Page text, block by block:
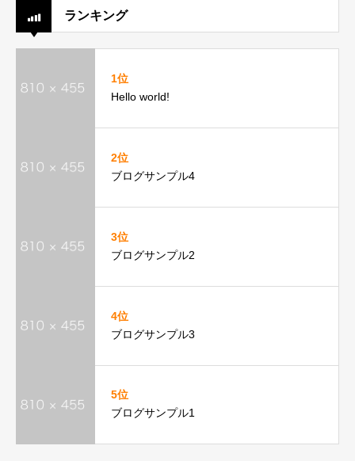
ランキング
1位
Hello world!
2位
ブログサンプル4
3位
ブログサンプル2
4位
ブログサンプル3
5位
ブログサンプル1